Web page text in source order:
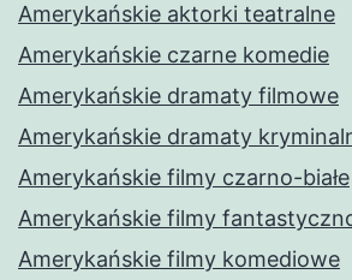
Amerykańskie aktorki teatralne
Amerykańskie czarne komedie
Amerykańskie dramaty filmowe
Amerykańskie dramaty
Amerykańskie filmy czarno-białe
Amerykańskie filmy
Amerykańskie filmy komediowe